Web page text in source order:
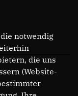
notwendig
die uns
(Website-